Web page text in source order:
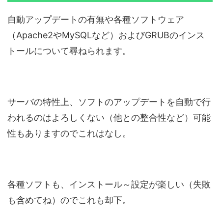
自動アップデートの有無や各種ソフトウェア
（Apache2やMySQLなど）およびGRUBのインス
トールについて尋ねられます。
サーバの特性上、ソフトのアップデートを自動で行
われるのはよろしくない（他との整合性など）可能
性もありますのでこれはなし。
各種ソフトも、インストール～設定が楽しい（失敗
も含めてね）のでこれも却下。